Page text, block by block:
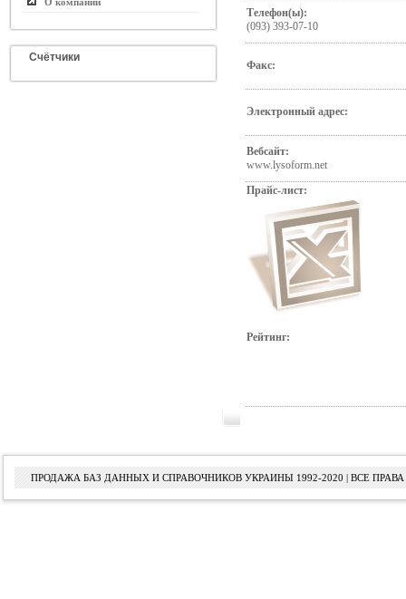
Счётчики
Телефон(ы):
(093) 393-07-10
Факс:
Электронный адрес:
Вебсайт:
www.lysoform.net
Прайс-лист:
Рейтинг:
ПРОДАЖА БАЗ ДАННЫХ И СПРАВОЧНИКОВ УКРАИНЫ 1992-2020 | ВСЕ